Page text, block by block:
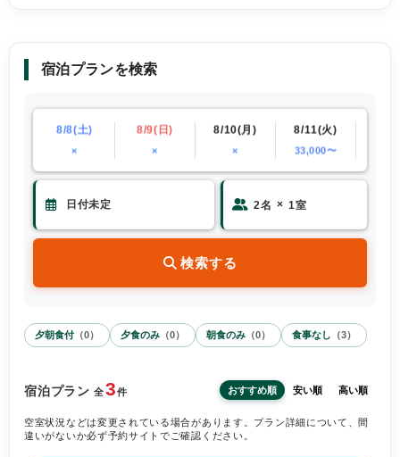
宿泊プランを検索
8/8(土)
×
8/9(日)
×
8/10(月)
×
8/11(火)
33,000〜
2名 × 1室
検索する
夕朝食付 （0） 夕食のみ （0） 朝食のみ （0） 食事なし （3）
宿泊プラン 全3件 おすすめ順 安い順 高い順
空室状況などは変更されている場合があります。プラン詳細について、間
違いがないか必ず予約サイトでご確認ください。